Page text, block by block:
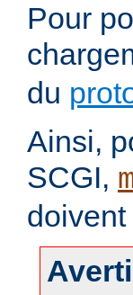
Pour
du
Ainsi,
SCGI,